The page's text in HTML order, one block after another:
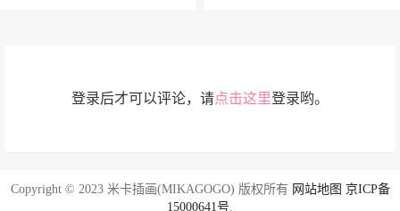
登录后才可以评论，请点击这里登录哟。
Copyright © 2023 米卡插画(MIKAGOGO) 版权所有 网站地图 京ICP备
15000641号